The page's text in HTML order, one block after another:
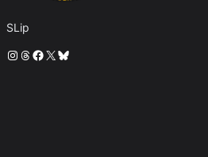
SLip
Instagram
Threads
Facebook
X Bluesky